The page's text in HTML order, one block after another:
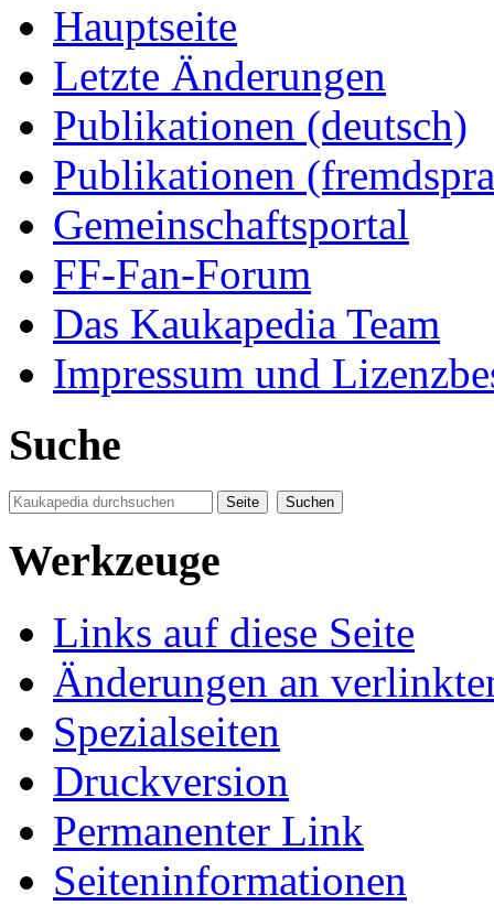
Hauptseite
Letzte Änderungen
Publikationen (deutsch)
Publikationen
Gemeinschaftsportal
FF-Fan-Forum
Das Kaukapedia Team
Impressum und
Suche
Werkzeuge
Links auf diese Seite
Änderungen an
Spezialseiten
Druckversion
Permanenter Link
Seiten­informationen